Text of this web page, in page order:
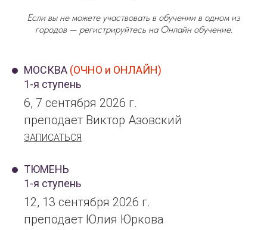
Если вы не можете участвовать в обучении в одном из
городов — регистрируйтесь на Онлайн обучение.
МОСКВА (ОЧНО и ОНЛАЙН)
1-я ступень
6, 7 сентября 2026 г.
преподает Виктор Азовский
ЗАПИСАТЬСЯ
ТЮМЕНЬ
1-я ступень
12, 13 сентября 2026 г.
преподает Юлия Юркова